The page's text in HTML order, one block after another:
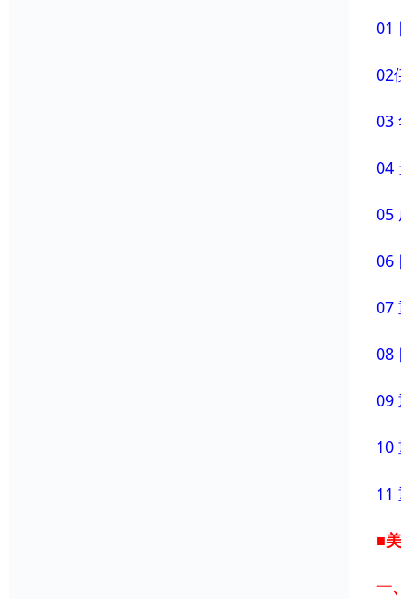
01
02
03
04
05
06
07
08
09
10
11
■
一